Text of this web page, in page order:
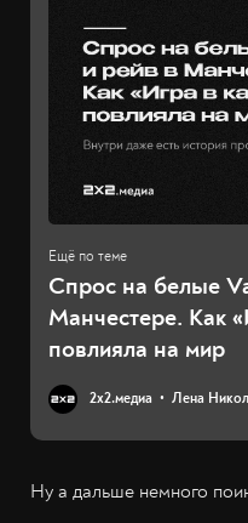
Спрос на белые
Манчестере. Как
повлияла на мир
2х2.медиа Лена
Ну а дальше немного